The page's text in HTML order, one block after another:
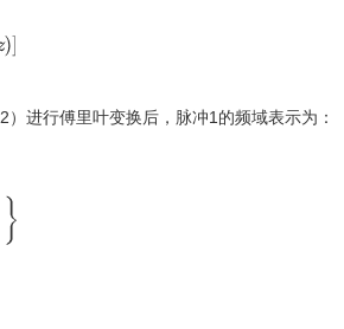
进行傅里叶变换后，脉冲1的频域表示为：